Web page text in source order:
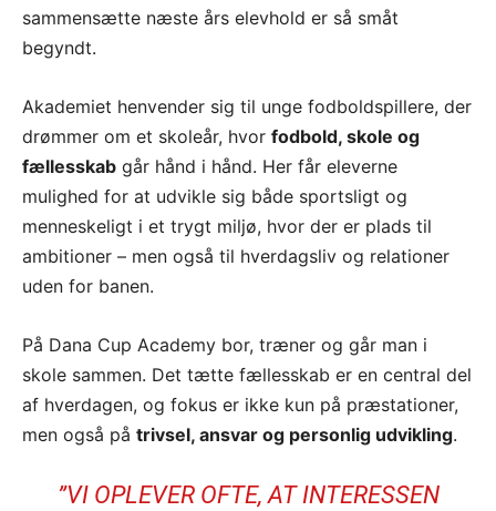
sammensætte næste års elevhold er så småt
begyndt.
Akademiet henvender sig til unge fodboldspillere, der
drømmer om et skoleår, hvor fodbold, skole og
fællesskab går hånd i hånd. Her får eleverne
mulighed for at udvikle sig både sportsligt og
menneskeligt i et trygt miljø, hvor der er plads til
ambitioner – men også til hverdagsliv og relationer
uden for banen.
På Dana Cup Academy bor, træner og går man i
skole sammen. Det tætte fællesskab er en central del
af hverdagen, og fokus er ikke kun på præstationer,
men også på trivsel, ansvar og personlig udvikling.
”VI OPLEVER OFTE, AT INTERESSEN